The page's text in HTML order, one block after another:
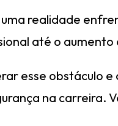
realidade
até o
esse obstáculo
na carreira.